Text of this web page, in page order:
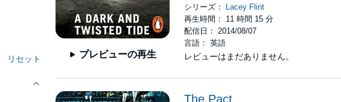
リセット プレビューの再生
シリーズ：
Lacey Flint
再生時間： 11 時間 15 分
配信日： 2014/08/07
言語： 英語
レビューはまだありません。
The Pact